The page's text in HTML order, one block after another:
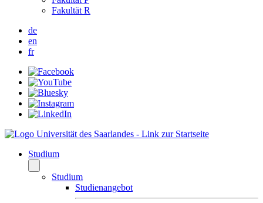
Fakultät R
de
en
fr
Studium
Studium
Studienangebot